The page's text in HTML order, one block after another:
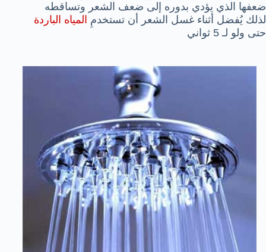
ضعفها الذي يؤدي بدوره إلى ضعف الشعر وتساقطه
لذلك يُفضل أثناء غسل الشعر أن تستخدمِ المياه الباردة
حتى ولو لـ 5 ثواني